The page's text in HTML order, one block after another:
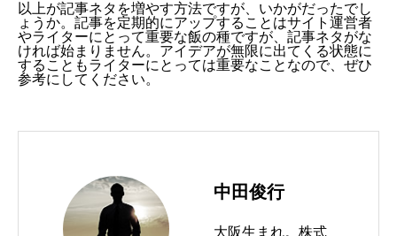
以上が記事ネタを増やす方法ですが、いかがだったでし
ょうか。記事を定期的にアップすることはサイト運営者
やライターにとって重要な飯の種ですが、記事ネタがな
ければ始まりません。アイデアが無限に出てくる状態に
することもライターにとっては重要なことなので、ぜひ
参考にしてください。
中田俊行
大阪生まれ。株式